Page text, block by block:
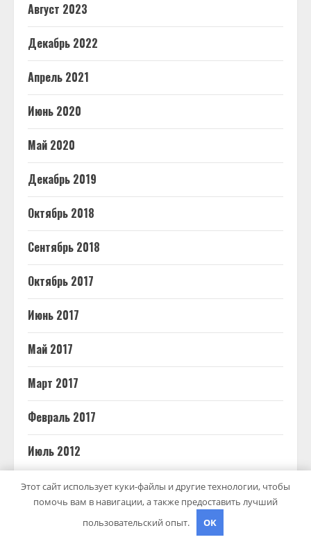
Август 2023
Декабрь 2022
Апрель 2021
Июнь 2020
Май 2020
Декабрь 2019
Октябрь 2018
Сентябрь 2018
Октябрь 2017
Июнь 2017
Май 2017
Март 2017
Февраль 2017
Июль 2012
РУБРИКИ
Этот сайт использует куки-файлы и другие технологии, чтобы
помочь вам в навигации, а также предоставить лучший
пользовательский опыт.
OK